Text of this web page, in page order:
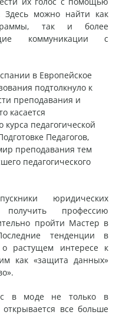
Здесь можно найти как
так и более
коммуникации с
в Европейское
подтолкнуло к
преподавания и
касается
курса педагогической
Педагогов,
преподавания тем
педагогического
юридических
профессию
пройти Мастер в
тенденции в
о растущем интересе к
как «защита данных»
в моде не только в
все больше